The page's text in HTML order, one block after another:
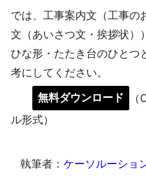
では、工事案内文（工事の
文（あいさつ文・挨拶状）
ひな形・たたき台のひとつ
考にしてください。
無料ダウンロード
ル形式）
執筆者： ケーソルーショ